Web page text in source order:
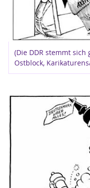
(Die DDR stemmt
Ostblock,